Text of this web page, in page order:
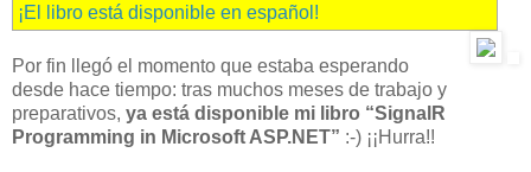
¡El libro está disponible en español!
Por fin llegó el momento que estaba esperando
desde hace tiempo: tras muchos meses de trabajo y
preparativos, ya está disponible mi libro “SignalR
Programming in Microsoft ASP.NET” :-) ¡¡Hurra!!